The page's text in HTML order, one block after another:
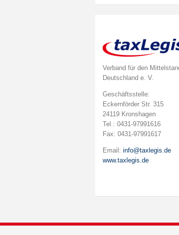
Verband für den
Deutschland e. V.
Geschäftsstelle:
Eckernförder Str. 315
24119 Kronshagen
Tel.: 0431-97991616
Fax: 0431-97991617
Email: info@taxlegis.de
www.taxlegis.de